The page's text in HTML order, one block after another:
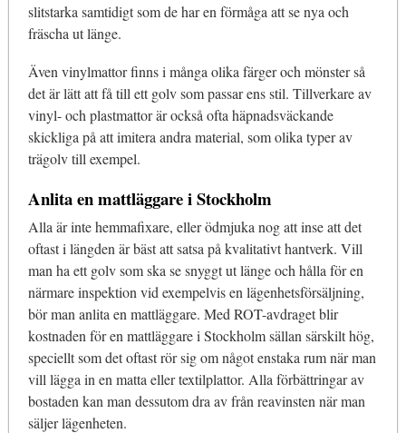
slitstarka samtidigt som de har en förmåga att se nya och
fräscha ut länge.
Även vinylmattor finns i många olika färger och mönster så
det är lätt att få till ett golv som passar ens stil. Tillverkare av
vinyl- och plastmattor är också ofta häpnadsväckande
skickliga på att imitera andra material, som olika typer av
trägolv till exempel.
Anlita en mattläggare i Stockholm
Alla är inte hemmafixare, eller ödmjuka nog att inse att det
oftast i längden är bäst att satsa på kvalitativt hantverk. Vill
man ha ett golv som ska se snyggt ut länge och hålla för en
närmare inspektion vid exempelvis en lägenhetsförsäljning,
bör man anlita en mattläggare. Med ROT-avdraget blir
kostnaden för en mattläggare i Stockholm sällan särskilt hög,
speciellt som det oftast rör sig om något enstaka rum när man
vill lägga in en matta eller textilplattor. Alla förbättringar av
bostaden kan man dessutom dra av från reavinsten när man
säljer lägenheten.